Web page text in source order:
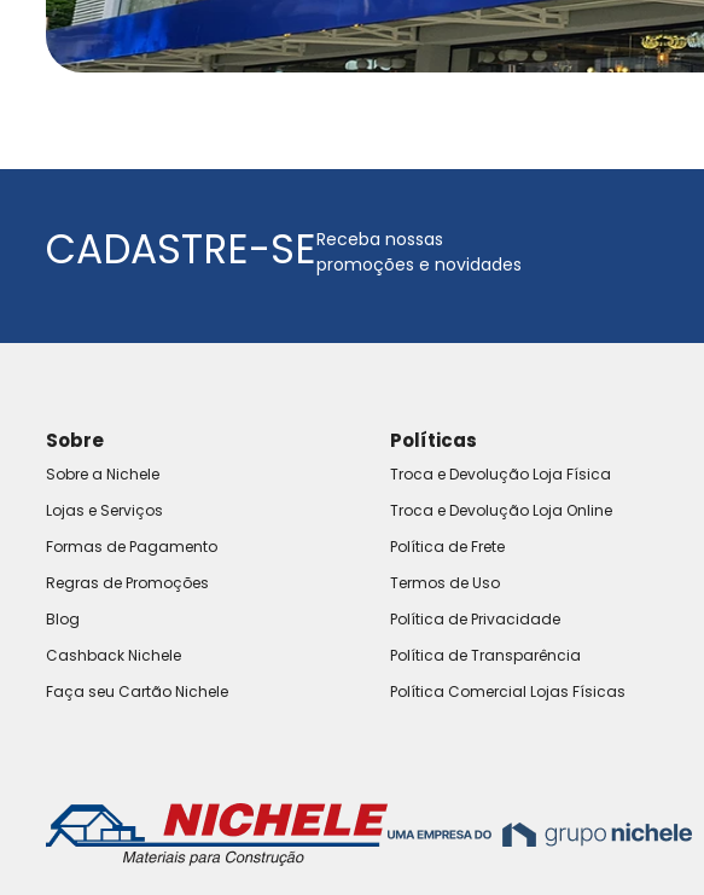
CADASTRE-SEReceba nossas
promoções e novidades
Sobre
Sobre a Nichele
Lojas e Serviços
Formas de Pagamento
Regras de Promoções
Blog
Cashback Nichele
Faça seu Cartão Nichele
Políticas
Troca e Devolução Loja Física
Troca e Devolução Loja Online
Política de Frete
Termos de Uso
Política de Privacidade
Política de Transparência
Política Comercial Lojas Físicas